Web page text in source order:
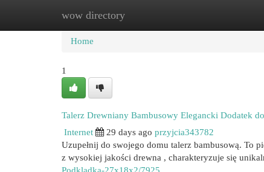
wow directory
Home New Site Listings
Home
1
Talerz Drewniany Bambusowy Elegancki Dodatek
Internet
29 days ago przyjcia343782
Uzupełnij do swojego domu talerz bambusową. To
z wysokiej jakości drewna , charakteryzuje się